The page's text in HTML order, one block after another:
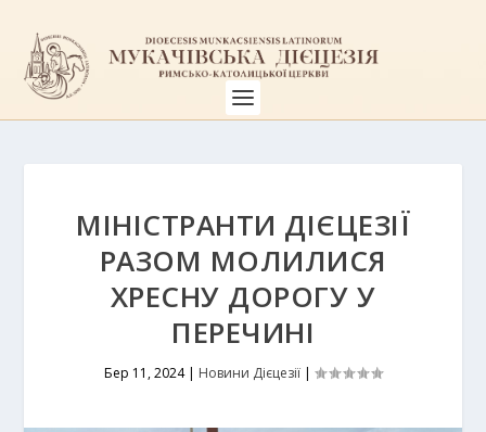
МІНІСТРАНТИ ДІЄЦЕЗІЇ
РАЗОМ МОЛИЛИСЯ
ХРЕСНУ ДОРОГУ У
ПЕРЕЧИНІ
Бер 11, 2024| Новини Дієцезії |